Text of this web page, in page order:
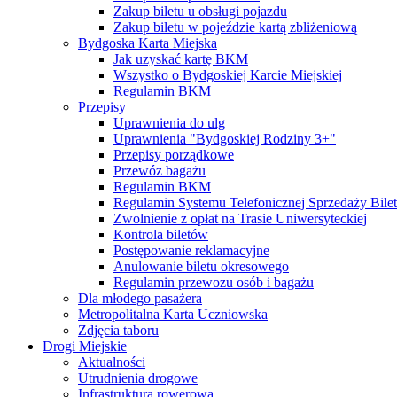
Zakup biletu u obsługi pojazdu
Zakup biletu w pojeździe kartą zbliżeniową
Bydgoska Karta Miejska
Jak uzyskać kartę BKM
Wszystko o Bydgoskiej Karcie Miejskiej
Regulamin BKM
Przepisy
Uprawnienia do ulg
Uprawnienia "Bydgoskiej Rodziny 3+"
Przepisy porządkowe
Przewóz bagażu
Regulamin BKM
Regulamin Systemu Telefonicznej Sprzedaży
Zwolnienie z opłat na Trasie Uniwersyteckiej
Kontrola biletów
Postępowanie reklamacyjne
Anulowanie biletu okresowego
Regulamin przewozu osób i bagażu
Dla młodego pasażera
Metropolitalna Karta Uczniowska
Zdjęcia taboru
Drogi Miejskie
Aktualności
Utrudnienia drogowe
Infrastruktura rowerowa